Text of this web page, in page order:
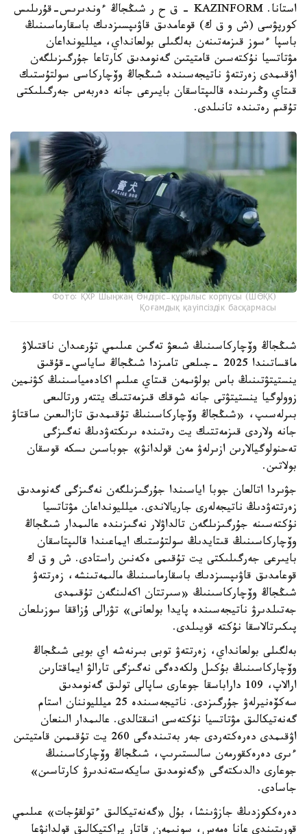
استانا. KAZINFORM – ق ح ر شىڭجاڭ ءوندىرىس-قۇرىلىس
كورپۋسى (ش و ق ك) قوعامدىق قاۋىپسىزدىك باسقارماسىنىڭ
باسپا ءسوز قىزمەتىنەن بەلگىلى بولعانداي، ميلليونداعان
مۋتاتسيا نۇكتەسىن قامتيتىن گەنومدىق كارتاعا جۇرگىزىلگەن
اۋقىمدى زەرتتەۋ ناتيجەسىندە شىڭجاڭ وۆچاركاسى سولتۇستىك
قىتاي وڭىرىندە قالىپتاسقان بايىرعى جانە دەربەس جەرگىلىكتى
تۇقىم رەتىندە تانىلدى.
Фото: ҚХР Шыңжаң Өндіріс-құрылыс корпусы (ШӨҚК)
Қоғамдық қауіпсіздік басқармасы
شىڭجاڭ وۆچاركاسىنىڭ شىعۋ تەگىن عىلىمي تۇرعىدان ناقتىلاۋ
ماقساتىندا 2025 -جىلعى تامىزدا شىڭجاڭ ساياسي-قۇقىق
ينستيتۋتىنىڭ باس بولۋىمەن قىتاي عىلىم اكادەمياسىنىڭ كۋنمين
زوولوگيا ينستيتۋتى جانە شوقك قىزمەتتىك يتتەر ورتالىعى
بىرلەسىپ، «شىڭجاڭ وۆچاركاسىنىڭ تۇقىمدىق تازالىعىن ساقتاۋ
جانە ولاردى قىزمەتتىك يت رەتىندە ىرىكتەۋدىڭ نەگىزگى
تەحنولوگيالارىن ازىرلەۋ مەن قولدانۋ» جوباسىن ىسكە قوسقان
بولاتىن.
جۋىردا اتالعان جوبا اياسىندا جۇرگىزىلگەن نەگىزگى گەنومدىق
زەرتتەۋدىڭ ناتيجەلەرى جاريالاندى. ميلليونداعان مۋتاتسيا
نۇكتەسىنە جۇرگىزىلگەن تالداۋلار نەگىزىندە عالىمدار شىڭجاڭ
وۆچاركاسىنىڭ قىتايدىڭ سولتۇستىك ايماعىندا قالىپتاسقان
بايىرعى جەرگىلىكتى يت تۇقىمى ەكەنىن راستادى. ش و ق ك
قوعامدىق قاۋىپسىزدىك باسقارماسىنىڭ مالىمەتىنشە، زەرتتەۋ
شىڭجاڭ وۆچاركاسىنىڭ «سىرتتان اكەلىنگەن تۇقىمدى
جەتىلدىرۋ ناتيجەسىندە پايدا بولعانى» تۋرالى ۇزاققا سوزىلعان
پىكىرتالاسقا نۇكتە قويىلدى.
بەلگىلى بولعانداي، زەرتتەۋ توبى بىرنەشە اي بويى شىڭجاڭ
وۆچاركاسىنىڭ بۇكىل ولكەدەگى نەگىزگى تارالۋ ايماقتارىن
ارالاپ، 109 داراباسقا جوعارى ساپالى تولىق گەنومدىق
سەكۆەنيرلەۋ جۇرگىزدى. ناتيجەسىندە 25 ميلليوننان استام
گەنەتيكالىق مۋتاتسيا نۇكتەسى انىقتالدى. عالىمدار الىنعان
اۋقىمدى دەرەكتەردى جەر بەتىندەگى 260 يت تۇقىمىن قامتيتىن
ءىرى دەرەكقورمەن سالىستىرىپ، شىڭجاڭ وۆچاركاسىنىڭ
جوعارى دالدىكتەگى «گەنومدىق سايكەستەندىرۋ كارتاسىن»
جاسادى.
دەرەككوزدىڭ جازۋىنشا، بۇل «گەنەتيكالىق ءتولقۇجات» عىلىمي
قورىتىندى عانا ەمەس، سونىمەن قاتار پراكتيكالىق قولدانۋعا